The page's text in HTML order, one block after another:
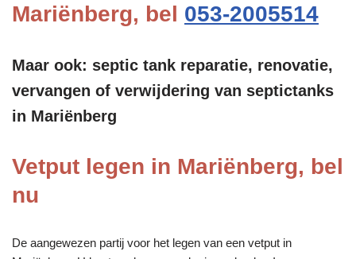
Mariënberg, bel 053-2005514
Maar ook: septic tank reparatie, renovatie,
vervangen of verwijdering van septictanks
in Mariënberg
Vetput legen in Mariënberg, bel
nu
De aangewezen partij voor het legen van een vetput in